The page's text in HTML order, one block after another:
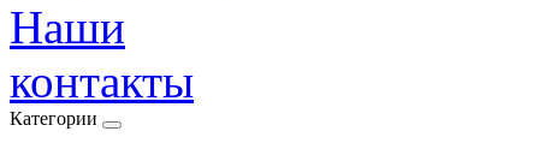
Наши
контакты
Категории